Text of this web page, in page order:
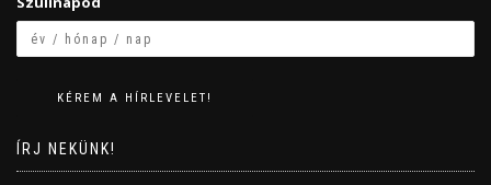
ÍRJ NEKÜNK!